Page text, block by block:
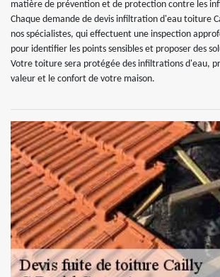
matière de prévention et de protection contre les
Chaque demande de devis infiltration d'eau toiture
nos spécialistes, qui effectuent une inspection
pour identifier les points sensibles et proposer des
Votre toiture sera protégée des infiltrations d'eau,
valeur et le confort de votre maison.